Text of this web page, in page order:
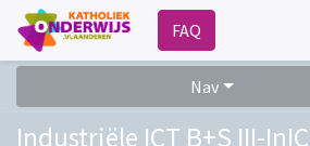
FAQ
Nav
Industriële ICT B+S III-